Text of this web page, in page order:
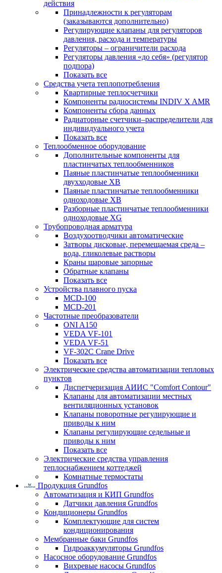
действия
Принадлежности к регуляторам
(заказываются дополнительно)
Регулирующие клапаны для регуляторов
давления, расхода и температуры
Регуляторы – ограничители расхода
Регуляторы давления «до себя» (регулятор
подпора)
Показать все
Средства учета теплопотребления
Квартирные теплосчетчики
Компоненты радиосистемы INDIV X AMR
Компоненты сбора данных
Радиаторные счетчики–распределители для
индивидуального учета
Показать все
Теплообменное оборудование
Дополнительные компоненты для
пластинчатых теплообменников
Паяные пластинчатые теплообменники
двухходовые XB
Паяные пластинчатые теплообменники
одноходовые ХВ
Разборные пластинчатые теплообменники
одноходовые ХG
Трубопроводная арматура
Воздухоотводчики автоматические
Затворы дисковые, перемещаемая среда –
вода, гликолевые растворы
Краны шаровые запорные
Обратные клапаны
Показать все
Устройства плавного пуска
MCD-100
MCD-201
Частотные преобразователи
ONI A150
VEDA VF-101
VEDA VF-51
VF-302C Crane Drive
Показать все
Электрические средства автоматизации тепловых
пунктов
Диспетчеризация АИИС "Comfort Contour"
Клапаны для автоматизации местных
вентиляционных установок
Клапаны поворотные регулирующие и
приводы к ним
Клапаны регулирующие седельные и
приводы к ним
Показать все
Электрические средства управления
теплоснабжением коттеджей
Комнатные термостаты
Продукция Grundfos
Автоматизация и КИП Grundfos
Датчики давления Grundfos
Кондиционеры Grundfos
Комплектующие для систем
кондиционирования
Мембранные баки Grundfos
Гидроаккумуляторы Grundfos
Насосное оборудование Grundfos
Вихревые насосы Grundfos